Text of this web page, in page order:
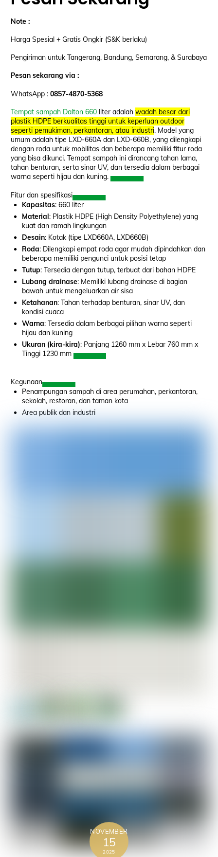
Note :
Harga Spesial + Gratis Ongkir (S&K berlaku)
Pengiriman untuk Tangerang, Bandung, Semarang, & Surabaya
Pesan sekarang via :
WhatsApp :0857-4870-5368
Tempat sampah Dalton 660 liter adalahwadah besar dari
plastik HDPE berkualitas tinggi untuk keperluan outdoor
seperti pemukiman, perkantoran, atau industri. Model yang
umum adalah tipe LXD-660A dan LXD-660B, yang dilengkapi
dengan roda untuk mobilitas dan beberapa memiliki fitur roda
yang bisa dikunci. Tempat sampah ini dirancang tahan lama,
tahan benturan, serta sinar UV, dan tersedia dalam berbagai
warna seperti hijau dan kuning.
Fitur dan spesifikasi
Kapasitas: 660 liter
Material: Plastik HDPE (High Density Polyethylene) yang
kuat dan ramah lingkungan
Desain: Kotak (tipe LXD660A, LXD660B)
Roda: Dilengkapi empat roda agar mudah dipindahkan dan
beberapa memiliki pengunci untuk posisi tetap
Tutup: Tersedia dengan tutup, terbuat dari bahan HDPE
Lubang drainase: Memiliki lubang drainase di bagian
bawah untuk mengeluarkan air sisa
Ketahanan: Tahan terhadap benturan, sinar UV, dan
kondisi cuaca
Warna: Tersedia dalam berbagai pilihan warna seperti
hijau dan kuning
Ukuran (kira-kira): Panjang 1260 mm x Lebar 760 mm x
Tinggi 1230 mm
Kegunaan
Penampungan sampah di area perumahan, perkantoran,
sekolah, restoran, dan taman kota
Area publik dan industri
NOVEMBER
15
2025